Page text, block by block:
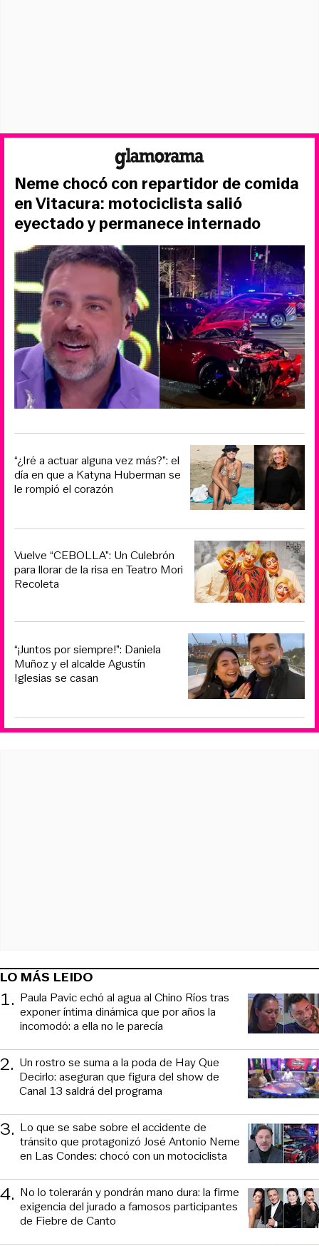
Neme chocó con repartidor de comida
en Vitacura: motociclista salió
eyectado y permanece internado
“¿Iré a actuar alguna vez más?”: el
día en que a Katyna Huberman se
le rompió el corazón
Vuelve “CEBOLLA”: Un Culebrón
para llorar de la risa en Teatro Mori
Recoleta
“¡Juntos por siempre!”: Daniela
Muñoz y el alcalde Agustín
Iglesias se casan
LO MÁS LEIDO
1. Paula Pavic echó al agua al Chino Ríos tras
exponer íntima dinámica que por años la
incomodó: a ella no le parecía
2. Un rostro se suma a la poda de Hay Que
Decirlo: aseguran que figura del show de
Canal 13 saldrá del programa
3. Lo que se sabe sobre el accidente de
tránsito que protagonizó José Antonio Neme
en Las Condes: chocó con un motociclista
4. No lo tolerarán y pondrán mano dura: la firme
exigencia del jurado a famosos participantes
de Fiebre de Canto